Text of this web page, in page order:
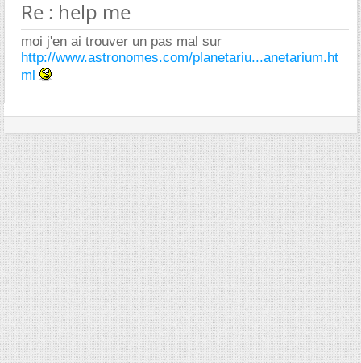
Re : help me
moi j'en ai trouver un pas mal sur
http://www.astronomes.com/planetariu...anetarium.ht
ml